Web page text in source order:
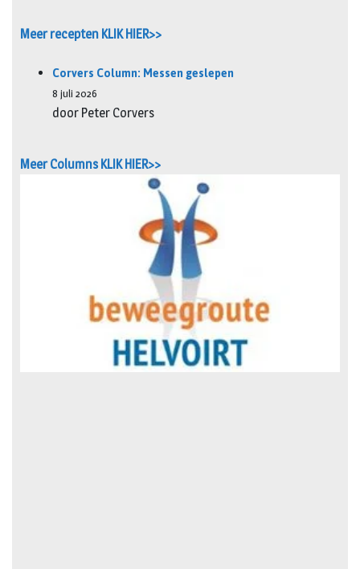
Meer recepten KLIK HIER>>
Corvers Column: Messen geslepen
8 juli 2026
door Peter Corvers
Meer Columns KLIK HIER>>